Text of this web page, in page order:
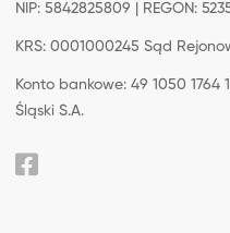
NIP: 5842825809 | REGON:
KRS: 0001000245 Sąd
Konto bankowe: 49 1050 1764
Śląski S.A.